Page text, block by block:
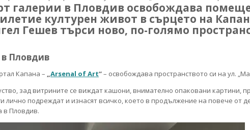
галерии в Пловдив освобождава
културен живот в сърцето на
Гешев търси ново, по-голямо
в Пловдив
Капана – „Arsenal of Art“– освобождава пространството си на ул.
зад витрините се виждат кашони, внимателно опаковани картини,
лично подреждат и изнасят всичко, което в продължение на повече от
в Пловдив.